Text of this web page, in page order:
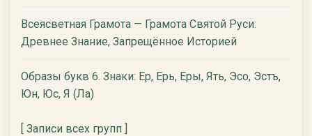
Всеясветная Грамота — Грамота Святой Руси:
Древнее Знание, Запрещённое Историей
Образы букв 6. Знаки: Ер, Ерь, Еры, Ять, Эсо, Эстъ,
Юн, Юс, Я (Ла)
[ Записи всех групп ]